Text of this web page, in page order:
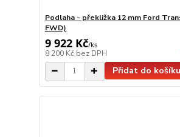
Podlaha - překližka 12 mm Ford
FWD)
9 922 Kč/ks
8 200 Kč bez DPH
Přidat do košíku